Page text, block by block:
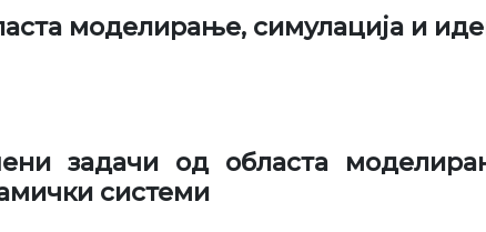
моделирање, симулација и
задачи од областа
системи